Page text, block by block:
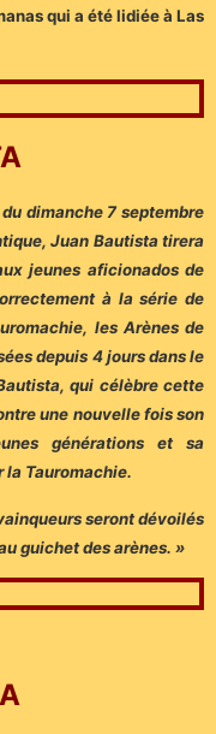
qui a été lidiée à Las
dimanche 7 septembre
Juan Bautista tirera
jeunes aficionados de
à la série de
les Arènes de
depuis 4 jours dans le
qui célèbre cette
une nouvelle fois son
générations et sa
la Tauromachie.
seront dévoilés
guichet des arènes. »